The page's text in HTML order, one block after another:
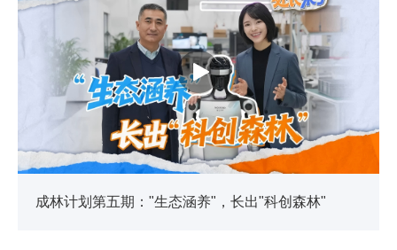
成林计划第五期："生态涵养"，长出"科创森林"